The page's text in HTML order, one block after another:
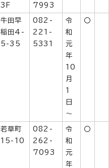
3F
7993
牛田早
稲田4-
5-35
082-
221-
5331
令
和
元
年
10
月
1
日
～
〇
若草町
15-10
082-
262-
7093
令
和
元
年
〇